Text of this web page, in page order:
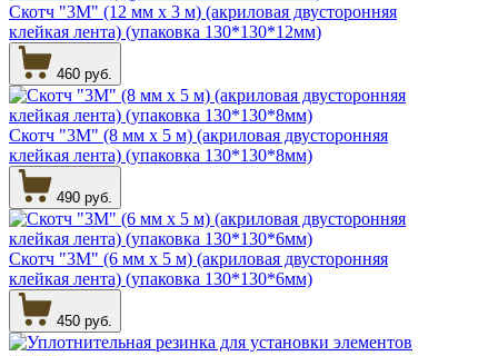
Скотч "3М" (12 мм х 3 м) (акриловая двусторонняя
клейкая лента) (упаковка 130*130*12мм)
460 руб.
Скотч "3М" (8 мм х 5 м) (акриловая двусторонняя
клейкая лента) (упаковка 130*130*8мм)
490 руб.
Скотч "3М" (6 мм х 5 м) (акриловая двусторонняя
клейкая лента) (упаковка 130*130*6мм)
450 руб.